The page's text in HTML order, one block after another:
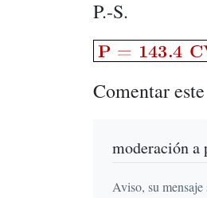
P.-S.
Comentar
moderación a
Aviso, su mensaje